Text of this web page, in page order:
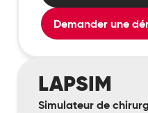
Demander une
LAPSIM
Simulateur de